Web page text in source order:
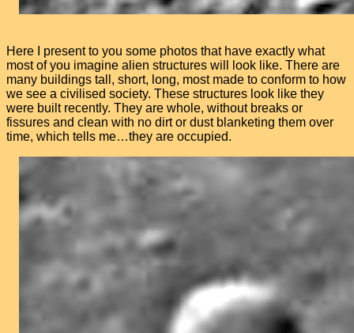
Here I present to you some photos that have exactly what
most of you imagine alien structures will look like. There are
many buildings tall, short, long, most made to conform to how
we see a civilised society. These structures look like they
were built recently. They are whole, without breaks or
fissures and clean with no dirt or dust blanketing them over
time, which tells me…they are occupied.